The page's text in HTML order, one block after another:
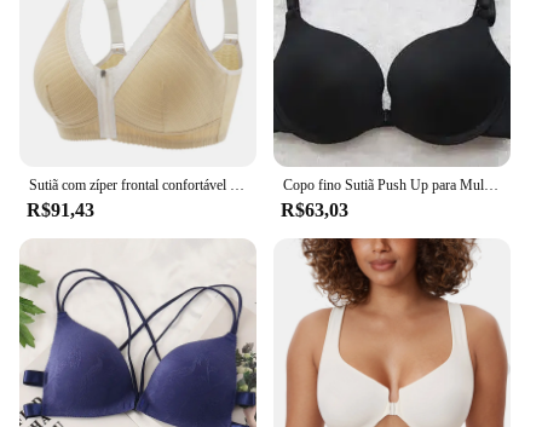
R$91,43
Copo fino Sutiã Push Up para Mulheres, Fechamento Frontal, Roupa Interior Sexy, Sutiã Feminino, Alça Ajustável, Lingerie Bralette
R$63,03